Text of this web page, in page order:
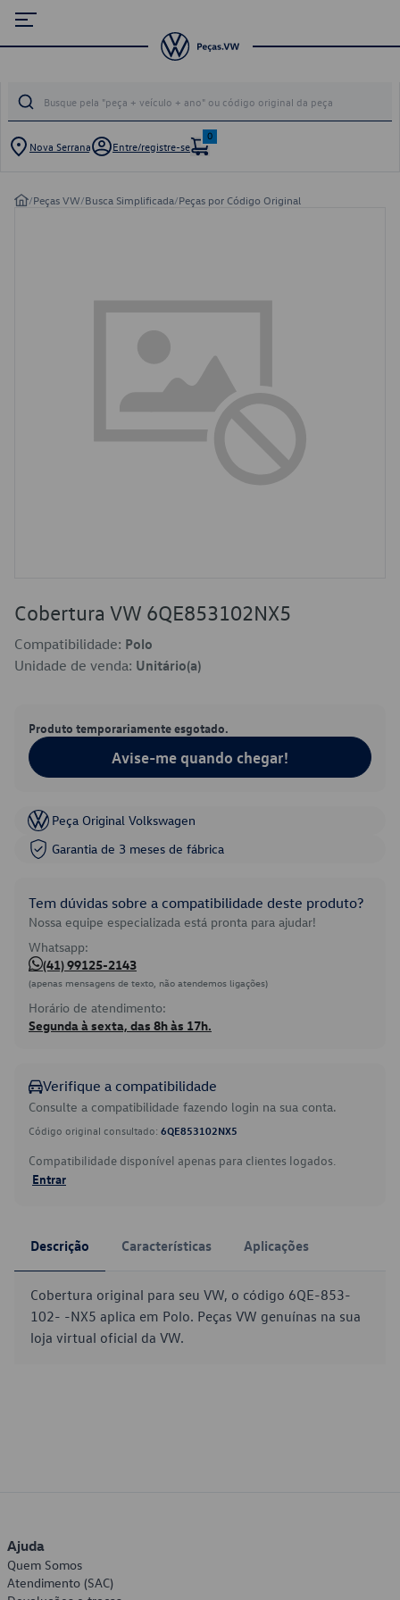
Nova Serrana Entre/registre-se
0
/Peças VW/Busca Simplificada/Peças por Código Original
Cobertura VW 6QE853102NX5
Compatibilidade: Polo
Unidade de venda: Unitário(a)
Produto temporariamente esgotado.
Avise-me quando chegar!
Peça Original Volkswagen
Garantia de 3 meses de fábrica
Tem dúvidas sobre a compatibilidade deste produto?
Nossa equipe especializada está pronta para ajudar!
Whatsapp:
(41) 99125-2143
(apenas mensagens de texto, não atendemos ligações)
Horário de atendimento:
Segunda à sexta, das 8h às 17h.
Verifique a compatibilidade
Consulte a compatibilidade fazendo login na sua conta.
Código original consultado: 6QE853102NX5
Compatibilidade disponível apenas para clientes logados.
Entrar
Descrição Características Aplicações
Cobertura original para seu VW, o código 6QE-853-
102- -NX5 aplica em Polo. Peças VW genuínas na sua
loja virtual oficial da VW.
Ajuda
Quem Somos
Atendimento (SAC)